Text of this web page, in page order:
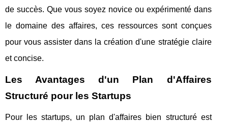
de succès. Que vous soyez novice ou expérimenté dans
le domaine des affaires, ces ressources sont conçues
pour vous assister dans la création d'une stratégie claire
et concise.
Les Avantages d'un Plan d'Affaires
Structuré pour les Startups
Pour les startups, un plan d'affaires bien structuré est